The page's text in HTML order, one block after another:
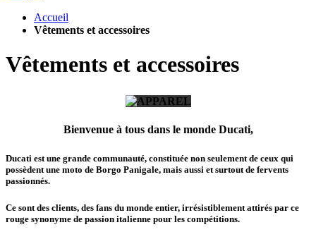
Accueil
Vêtements et accessoires
Vêtements et accessoires
Bienvenue à tous dans le monde Ducati,
Ducati est une grande communauté, constituée non seulement de ceux qui
possèdent une moto de Borgo Panigale, mais aussi et surtout de fervents
passionnés.
Ce sont des clients, des fans du monde entier, irrésistiblement attirés par ce
rouge synonyme de passion italienne pour les compétitions.